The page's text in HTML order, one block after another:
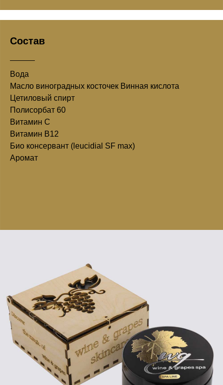
Состав
Вода
Масло виноградных косточек Винная кислота
Цетиловый спирт
Полисорбат 60
Витамин С
Витамин В12
Био консервант (leucidial SF max)
Аромат